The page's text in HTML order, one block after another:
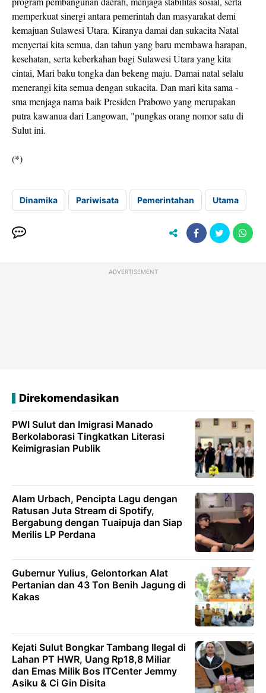
memperkuat sinergi antara pemerintah dan masyarakat demi
kemajuan Sulawesi Utara. Kiranya damai dan sukacita Natal
menyertai kita semua, dan tahun yang baru membawa harapan,
kesehatan, serta keberkahan bagi Sulawesi Utara yang kita
cintai, Mari baku tongka dan bekeng maju. Damai natal selalu
menerangi kita semua dengan sukacita. Dan mari kita sama -
sma menjaga nama baik Presiden Prabowo yang merupakan
putra kawanua dari Langowan, "pungkas orang nomor satu di
Sulut ini.
(*)
Dinamika Pariwisata Pemerintahan Utama
ADVERTISEMENT
Direkomendasikan
PWI Sulut dan Imigrasi Manado
Berkolaborasi Tingkatkan Literasi
Keimigrasian Publik
Alam Urbach, Pencipta Lagu dengan
Ratusan Juta Stream di Spotify,
Bergabung dengan Tuaipuja dan Siap
Merilis LP Perdana
Gubernur Yulius, Gelontorkan Alat
Pertanian dan 43 Ton Benih Jagung di
Kakas
Kejati Sulut Bongkar Tambang Ilegal di
Lahan PT HWR, Uang Rp18,8 Miliar
dan Emas Milik Bos ITCenter Jemmy
Asiku & Ci Gin Disita